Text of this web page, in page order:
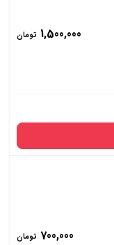
1,500,000 تومان
700,000 تومان